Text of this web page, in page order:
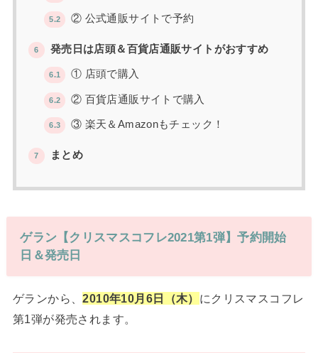
5.2 ② 公式通販サイトで予約
6 発売日は店頭＆百貨店通販サイトがおすすめ
6.1 ① 店頭で購入
6.2 ② 百貨店通販サイトで購入
6.3 ③ 楽天＆Amazonもチェック！
7 まとめ
ゲラン【クリスマスコフレ2021第1弾】予約開始
日＆発売日
ゲランから、2010年10月6日（木） にクリスマスコフレ
第1弾が発売されます。